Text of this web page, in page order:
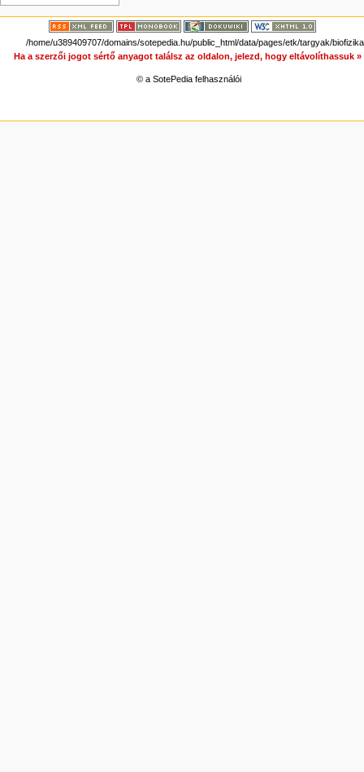
/home/u389409707/domains/sotepedia.hu/public_html/data/pages/etk/targyak/
Ha a szerzői jogot sértő anyagot találsz az oldalon, jelezd, hogy eltávolíthassuk »
© a SotePedia felhasználói